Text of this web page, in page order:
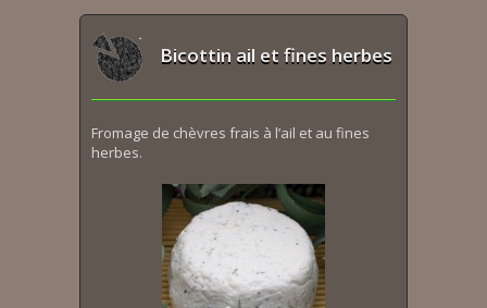
Bicottin ail et fines herbes
Fromage de chèvres frais à l’ail et au fines
herbes.